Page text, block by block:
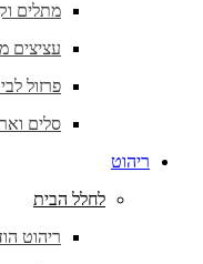
מתלים
עציצים
פרזול
סלים
ריהוט
לחלל הבית
ריהוט